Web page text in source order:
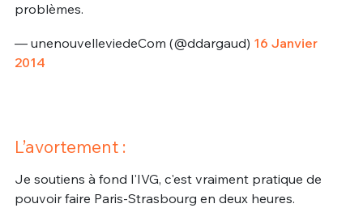
problèmes.
— unenouvelleviedeCom (@ddargaud) 16 Janvier
2014
L’avortement :
Je soutiens à fond l'IVG, c'est vraiment pratique de
pouvoir faire Paris-Strasbourg en deux heures.